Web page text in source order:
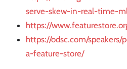
serve-skew-in-real-time-
https://
https://odsc.com/
a-feature-store/